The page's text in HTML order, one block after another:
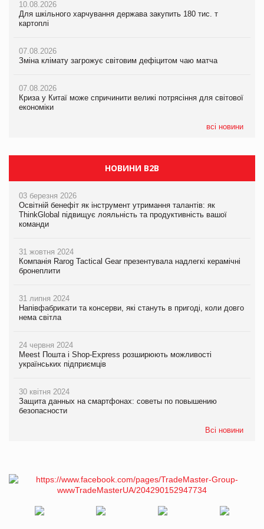
10.08.2026
Для шкільного харчування держава закупить 180 тис. т
картоплі
07.08.2026
Зміна клімату загрожує світовим дефіцитом чаю матча
07.08.2026
Криза у Китаї може спричинити великі потрясіння для світової
економіки
всі новини
10.08.2026
Для шкільного харчування держава закупить 180 тис. т
картоплі
07.08.2026
Зміна клімату загрожує світовим дефіцитом чаю матча
07.08.2026
Криза у Китаї може спричинити великі потрясіння для світової
економіки
07.08.2026
Зміна клімату загрожує світовим дефіцитом чаю матча
Криза у Китаї може спричинити великі потрясіння для світової
економіки
07.08.2026
Kraft Heinz скоротила збиток у першому півріччі
НОВИНИ B2B
03 березня 2026
Освітній бенефіт як інструмент утримання талантів: як
ThinkGlobal підвищує лояльність та продуктивність вашої
команди
31 жовтня 2024
Компанія Rarog Tactical Gear презентувала надлегкі керамічні
бронеплити
31 липня 2024
Напівфабрикати та консерви, які стануть в пригоді, коли довго
нема світла
24 червня 2024
Meest Пошта і Shop-Express розширюють можливості
українських підприємців
30 квітня 2024
Защита данных на смартфонах: советы по повышению
безопасности
Всі новини